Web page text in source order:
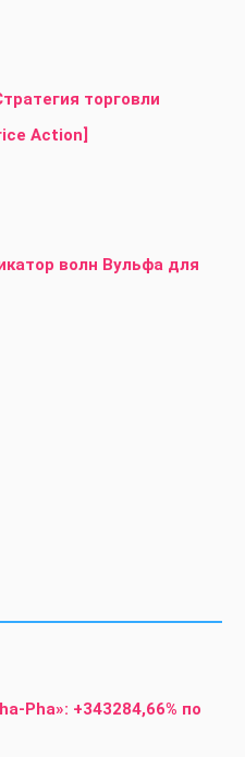
торговли
Action]
волн Вульфа для
Pha»: +343284,66% по